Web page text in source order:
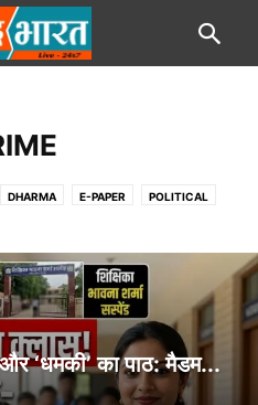
DHARMA E-PAPER POLITICAL
और ‘धमकी’ का पाठ: मैडम...